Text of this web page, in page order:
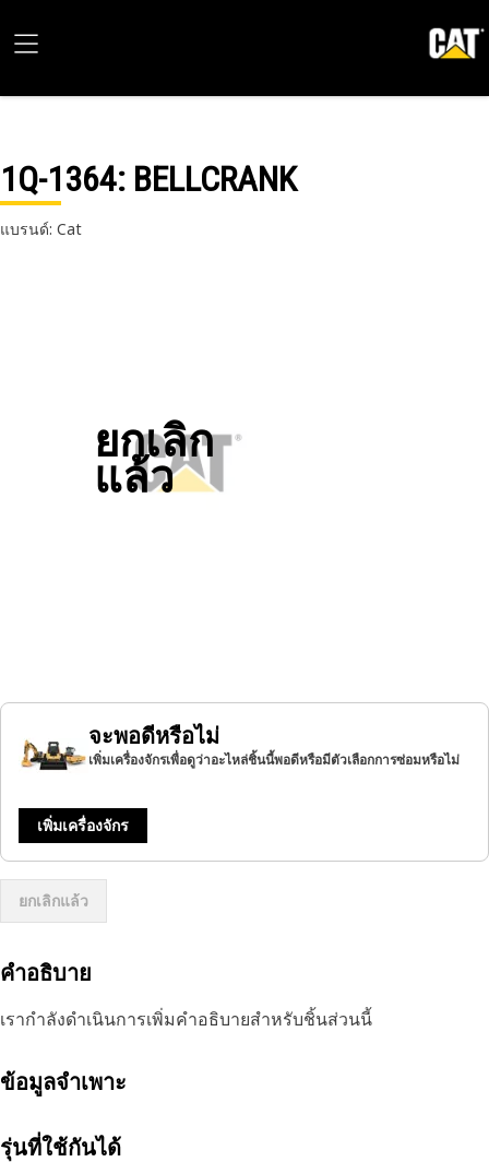
1Q-1364: BELLCRANK
แบรนด์: Cat
ยกเลิก
แล้ว
จะพอดีหรือไม่
เพิ่มเครื่องจักรเพื่อดูว่าอะไหล่ชิ้นนี้พอดีหรือมีตัวเลือกการซ่อมหรือไม่
เพิ่มเครื่องจักร
ยกเลิกแล้ว
คำอธิบาย
เรากำลังดำเนินการเพิ่มคำอธิบายสำหรับชิ้นส่วนนี้
ข้อมูลจำเพาะ
รุ่นที่ใช้กันได้